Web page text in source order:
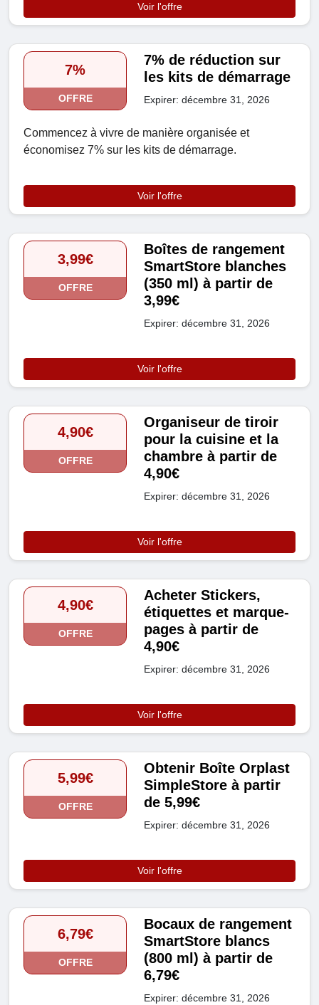
Voir l'offre
7%
OFFRE
7% de réduction sur
les kits de démarrage
Expirer: décembre 31, 2026
Commencez à vivre de manière organisée et
économisez 7% sur les kits de démarrage.
Voir l'offre
3,99€
OFFRE
Boîtes de rangement
SmartStore blanches
(350 ml) à partir de
3,99€
Expirer: décembre 31, 2026
Voir l'offre
4,90€
OFFRE
Organiseur de tiroir
pour la cuisine et la
chambre à partir de
4,90€
Expirer: décembre 31, 2026
Voir l'offre
4,90€
OFFRE
Acheter Stickers,
étiquettes et marque-
pages à partir de
4,90€
Expirer: décembre 31, 2026
Voir l'offre
5,99€
OFFRE
Obtenir Boîte Orplast
SimpleStore à partir
de 5,99€
Expirer: décembre 31, 2026
Voir l'offre
6,79€
OFFRE
Bocaux de rangement
SmartStore blancs
(800 ml) à partir de
6,79€
Expirer: décembre 31, 2026